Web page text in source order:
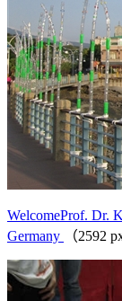
WelcomeProf. Dr.
Germany
（2592